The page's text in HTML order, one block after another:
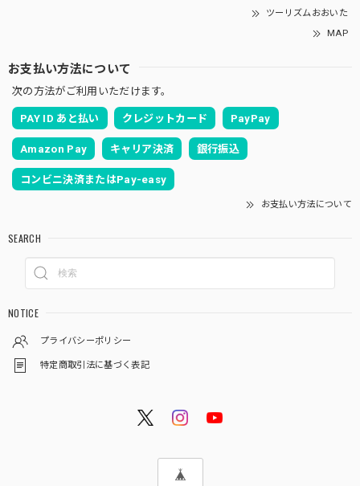
ツーリズムおおいた
MAP
お支払い方法について
次の方法がご利用いただけます。
PAY ID あと払い クレジットカード PayPay
Amazon Pay キャリア決済 銀行振込
コンビニ決済またはPay-easy
お支払い方法について
SEARCH
NOTICE
プライバシーポリシー
特定商取引法に基づく表記